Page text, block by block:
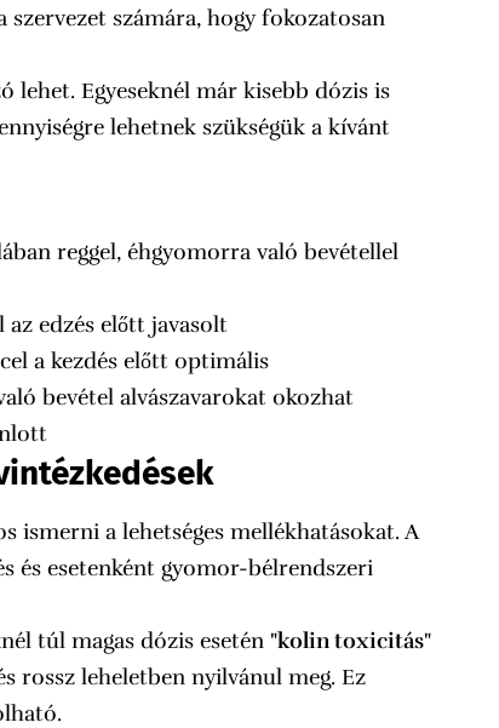
szervezet számára, hogy fokozatosan
lehet. Egyeseknél már kisebb dózis is
lehetnek szükségük a kívánt
reggel, éhgyomorra való bevétellel
edzés előtt javasolt
a kezdés előtt optimális
bevétel alvászavarokat okozhat
ismerni a lehetséges mellékhatásokat. A
és esetenként gyomor-bélrendszeri
túl magas dózis esetén"kolin toxicitás"
rossz leheletben nyilvánul meg. Ez